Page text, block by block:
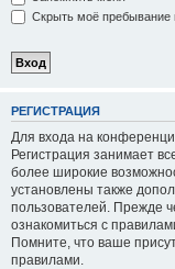
Скрыть моё пребывание
РЕГИСТРАЦИЯ
Для входа на
Регистрация занимает
более широкие
установлены также
пользователей. Прежде
ознакомиться с
Помните, что ваше
правилами.